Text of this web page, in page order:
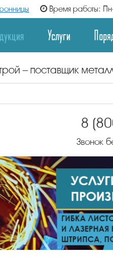
Время работы:
Услуги
– поставщик
8
Звонок